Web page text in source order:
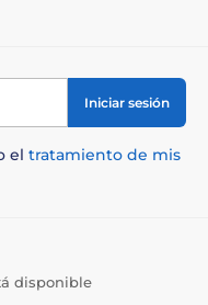
Iniciar sesión
el tratamiento de mis
disponible